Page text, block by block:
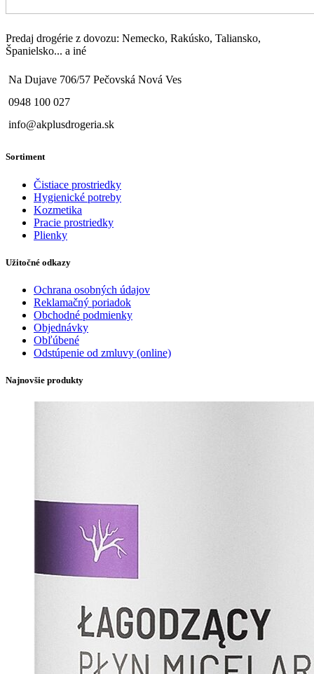
Predaj drogérie z dovozu: Nemecko, Rakúsko, Taliansko,
Španielsko... a iné
Na Dujave 706/57 Pečovská Nová Ves
0948 100 027
info@akplusdrogeria.sk
Sortiment
Čistiace prostriedky
Hygienické potreby
Kozmetika
Pracie prostriedky
Plienky
Užitočné odkazy
Ochrana osobných údajov
Reklamačný poriadok
Obchodné podmienky
Objednávky
Obľúbené
Odstúpenie od zmluvy (online)
Najnovšie produkty